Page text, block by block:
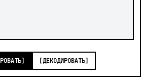
[ДЕКОДИРОВАТЬ]